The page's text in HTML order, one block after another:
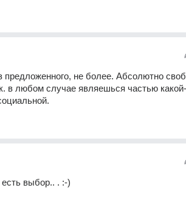
предложенного, не более. Абсолютно
в любом случае являешься частью
выбор.. . :-)